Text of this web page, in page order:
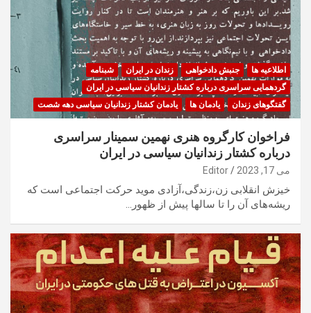
اطلاعیه ها جنبش دادخواهی زندان در ایران
شبنامه
گردهمایی سراسری درباره کشتار زندانیان سیاسی در ایران
گفتگوهای زندان
یادمان ها یادمان کشتار زندانیان سیاسی دهه شصت
فراخوان کارگروه هنری نهمین سمینار سراسری
درباره کشتار زندانیان سیاسی در ایران
می 17, 2023 Editor
خیزش انقلابی زن،زندگی،آزادی موید حرکت اجتماعی است که
ریشه‌های آن را تا سالها پیش از ظهور…